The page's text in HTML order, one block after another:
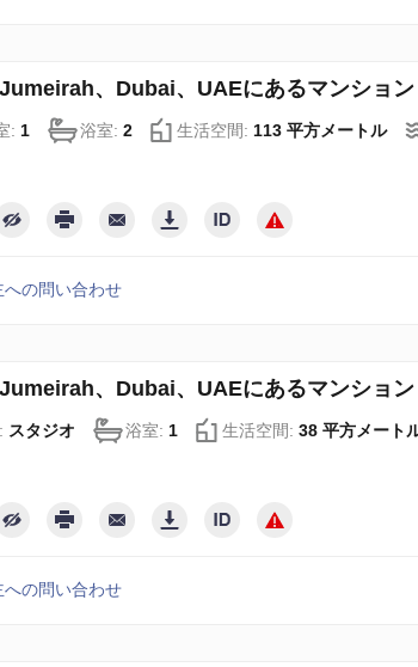
、Dubai、UAEにあるマンショ
: 1 浴室: 2 生活空間: 113 平方メートル
への問い合わせ
、Dubai、UAEにあるマンショ
スタジオ 浴室: 1 生活空間: 38 平方メート
への問い合わせ